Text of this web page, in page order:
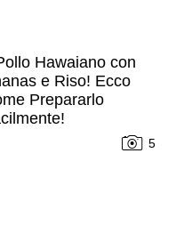
Hawaiano con
e Riso! Ecco
Prepararlo
5